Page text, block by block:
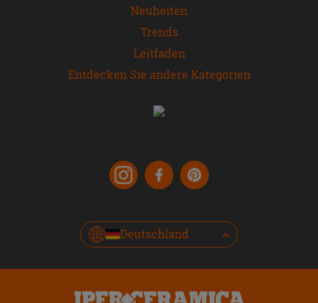
Neuheiten
Trends
Leitfaden
Entdecken Sie andere Kategorien
Deutschland